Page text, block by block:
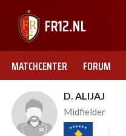
MATCHCENTER FORUM
D. ALIJAJ
Midfielder